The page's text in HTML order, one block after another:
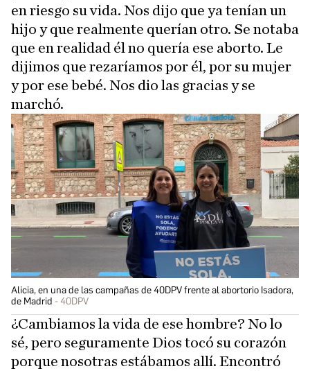
en riesgo su vida. Nos dijo que ya tenían un
hijo y que realmente querían otro. Se notaba
que en realidad él no quería ese aborto. Le
dijimos que rezaríamos por él, por su mujer
y por ese bebé. Nos dio las gracias y se
marchó.
Alicia, en una de las campañas de 40DPV frente al abortorio Isadora,
de Madrid
40DPV
¿Cambiamos la vida de ese hombre? No lo
sé, pero seguramente Dios tocó su corazón
porque nosotras estábamos allí. Encontró